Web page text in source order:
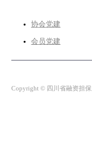
协会党建
会员党建
Copyright © 四川省融资担